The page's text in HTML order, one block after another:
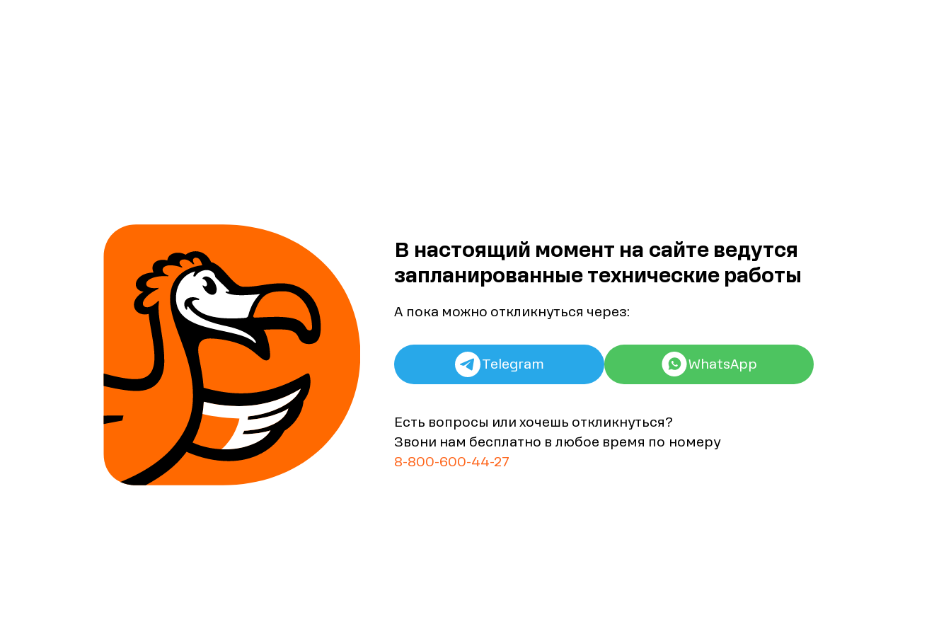
В настоящий момент на сайте ведутся
запланированные технические работы
А пока можно откликнуться через:
Telegram WhatsApp
Есть вопросы или хочешь откликнуться?
Звони нам бесплатно в любое время по номеру
8-800-600-44-27